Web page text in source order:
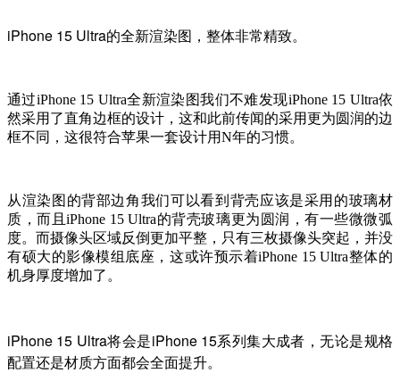
iPhone 15 Ultra的全新渲染图，整体非常精致。
通过iPhone 15 Ultra全新渲染图我们不难发现iPhone 15 Ultra依
然采用了直角边框的设计，这和此前传闻的采用更为圆润的边
框不同，这很符合苹果一套设计用N年的习惯。
从渲染图的背部边角我们可以看到背壳应该是采用的玻璃材
质，而且iPhone 15 Ultra的背壳玻璃更为圆润，有一些微微弧
度。而摄像头区域反倒更加平整，只有三枚摄像头突起，并没
有硕大的影像模组底座，这或许预示着iPhone 15 Ultra整体的
机身厚度增加了。
iPhone 15 Ultra将会是iPhone 15系列集大成者，无论是规格
配置还是材质方面都会全面提升。